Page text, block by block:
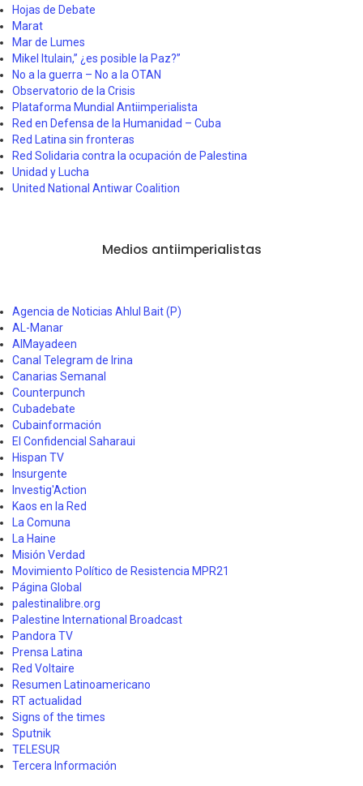
Hojas de Debate
Marat
Mar de Lumes
Mikel Itulain,” ¿es posible la Paz?”
No a la guerra – No a la OTAN
Observatorio de la Crisis
Plataforma Mundial Antiimperialista
Red en Defensa de la Humanidad – Cuba
Red Latina sin fronteras
Red Solidaria contra la ocupación de Palestina
Unidad y Lucha
United National Antiwar Coalition
Medios antiimperialistas
Agencia de Noticias Ahlul Bait (P)
AL-Manar
AlMayadeen
Canal Telegram de Irina
Canarias Semanal
Counterpunch
Cubadebate
Cubainformación
El Confidencial Saharaui
Hispan TV
Insurgente
Investig'Action
Kaos en la Red
La Comuna
La Haine
Misión Verdad
Movimiento Político de Resistencia MPR21
Página Global
palestinalibre.org
Palestine International Broadcast
Pandora TV
Prensa Latina
Red Voltaire
Resumen Latinoamericano
RT actualidad
Signs of the times
Sputnik
TELESUR
Tercera Información